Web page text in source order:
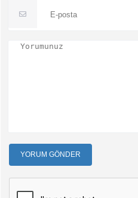
YORUM GÖNDER